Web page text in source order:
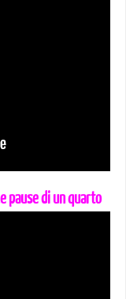
pause di un quarto